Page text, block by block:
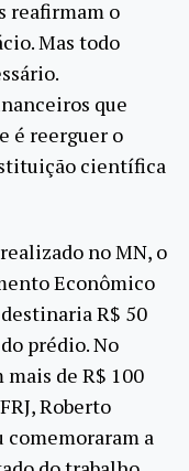
reafirmam o
Mas todo
que
é reerguer o
científica
no MN, o
Econômico
R$ 50
prédio. No
mais de R$ 100
Roberto
comemoraram a